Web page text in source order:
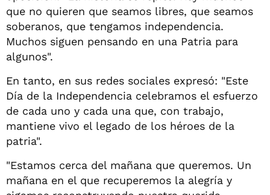
que no quieren que seamos libres, que seamos
soberanos, que tengamos independencia.
Muchos siguen pensando en una Patria para
algunos".
En tanto, en sus redes sociales expresó: "Este
Día de la Independencia celebramos el esfuerzo
de cada uno y cada una que, con trabajo,
mantiene vivo el legado de los héroes de la
patria".
"Estamos cerca del mañana que queremos. Un
mañana en el que recuperemos la alegría y